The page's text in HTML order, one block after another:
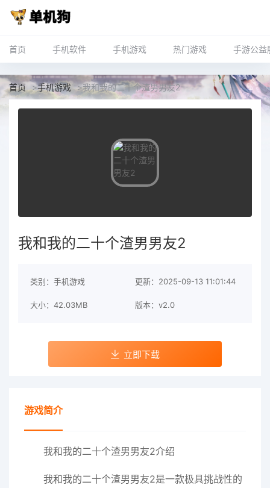
首页 手机软件 手机游戏 热门游戏 手游公益
首页 >手机游戏 >我和我的二十个渣男男友2
我和我的二十个渣男男友2
类别：手机游戏 更新：2025-09-13 11:01:44
大小：42.03MB 版本：v2.0
立即下载
游戏简介
我和我的二十个渣男男友2介绍
我和我的二十个渣男男友2是一款极具挑战性的